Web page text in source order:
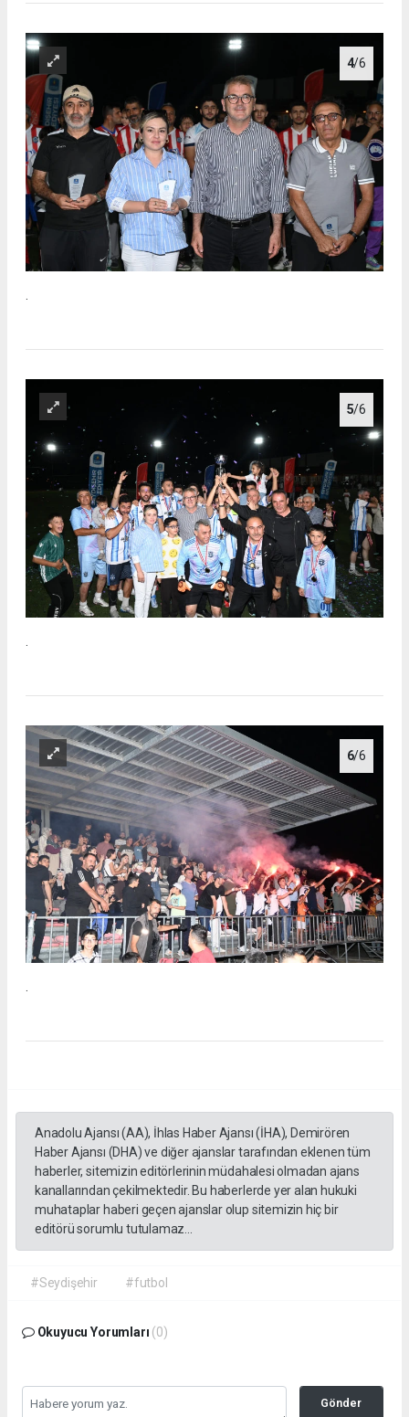
4/6
5/6
6/6
.
Anadolu Ajansı (AA), İhlas Haber Ajansı (İHA), Demirören
Haber Ajansı (DHA) ve diğer ajanslar tarafından eklenen tüm
haberler, sitemizin editörlerinin müdahalesi olmadan ajans
kanallarından çekilmektedir. Bu haberlerde yer alan hukuki
muhataplar haberi geçen ajanslar olup sitemizin hiç bir
editörü sorumlu tutulamaz...
#Seydişehir #futbol
Okuyucu Yorumları (0)
Gönder